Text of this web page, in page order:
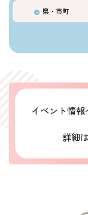
県・市町
イベント情
詳細は